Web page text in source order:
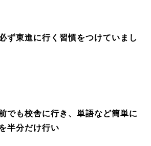
ず東進に行く習慣をつけていまし
でも校舎に行き、単語など簡単に
半分だけ行い